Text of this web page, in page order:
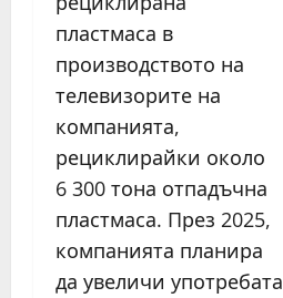
пластмаса в
производството на
телевизорите на
компанията,
рециклирайки около
6 300 тона отпадъчна
пластмаса. През 2025,
компанията планира
да увеличи употребата